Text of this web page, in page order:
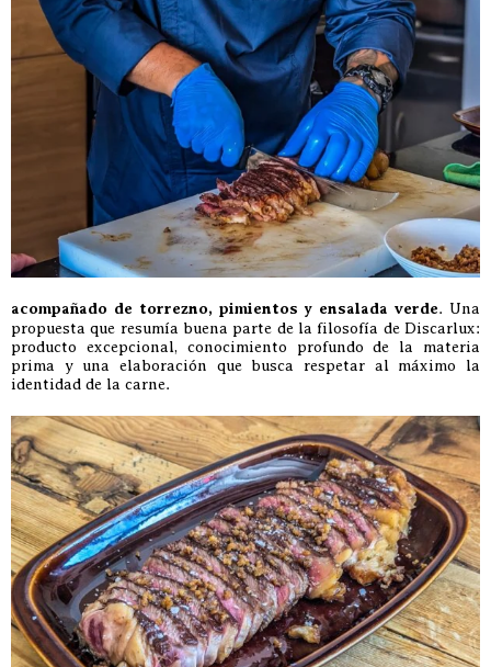
acompañado de torrezno, pimientos y ensalada verde. Una
propuesta que resumía buena parte de la filosofía de Discarlux:
producto excepcional, conocimiento profundo de la materia
prima y una elaboración que busca respetar al máximo la
identidad de la carne.